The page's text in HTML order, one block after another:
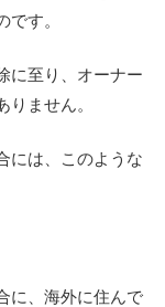
す。
に至り、オーナー
ません。
には、このような
に、海外に住んで